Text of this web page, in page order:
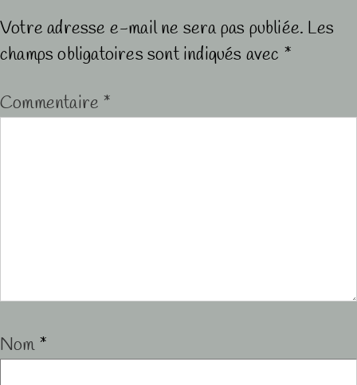
Votre adresse e-mail ne sera pas publiée. Les
champs obligatoires sont indiqués avec *
Commentaire *
Nom *